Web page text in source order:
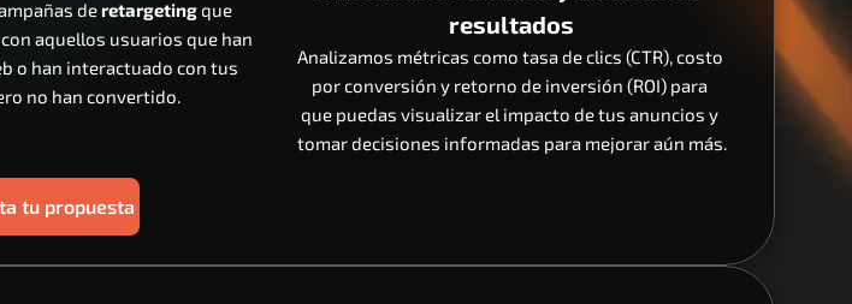
de retargeting que
aquellos usuarios que han
o han interactuado con tus
no han convertido.
resultados
Analizamos métricas como tasa de clics (CTR), costo
por conversión y retorno de inversión (ROI) para
que puedas visualizar el impacto de tus anuncios y
tomar decisiones informadas para mejorar aún más.
tu propuesta